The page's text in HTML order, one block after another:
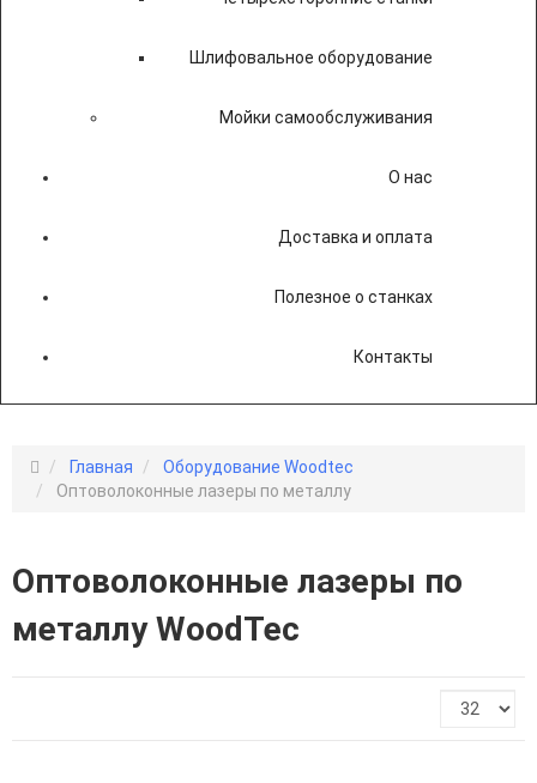
Шлифовальное оборудование
Мойки самообслуживания
О нас
Доставка и оплата
Полезное о станках
Контакты
Главная
Оборудование Woodtec
Оптоволоконные лазеры по металлу
Оптоволоконные лазеры по
металлу WoodTec